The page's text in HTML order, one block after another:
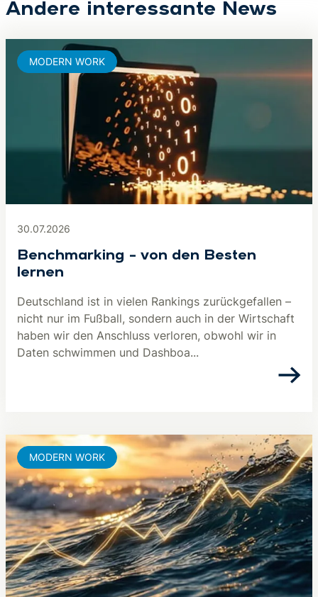
Andere interessante News
30.07.2026
Benchmarking – von den Besten
lernen
Deutschland ist in vielen Rankings zurückgefallen –
nicht nur im Fußball, sondern auch in der Wirtschaft
haben wir den Anschluss verloren, obwohl wir in
Daten schwimmen und Dashboa...
MODERN WORK
MODERN WORK